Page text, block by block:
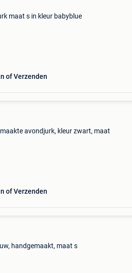
maat s in kleur babyblue
of Verzenden
avondjurk, kleur zwart, maat
of Verzenden
handgemaakt, maat s